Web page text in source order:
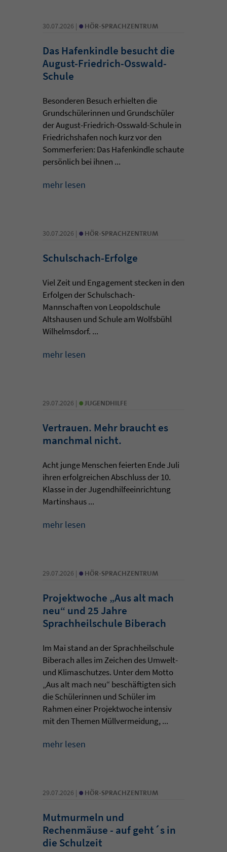
30.07.2026 | • HÖR-SPRACHZENTRUM
Das Hafenkindle besucht die
August-Friedrich-Osswald-
Schule
Besonderen Besuch erhielten die
Grundschülerinnen und Grundschüler
der August-Friedrich-Osswald-Schule in
Friedrichshafen noch kurz vor den
Sommerferien: Das Hafenkindle schaute
persönlich bei ihnen ...
mehr lesen
30.07.2026 | • HÖR-SPRACHZENTRUM
Schulschach-Erfolge
Viel Zeit und Engagement stecken in den
Erfolgen der Schulschach-
Mannschaften von Leopoldschule
Altshausen und Schule am Wolfsbühl
Wilhelmsdorf. ...
mehr lesen
29.07.2026 | •JUGENDHILFE
Vertrauen. Mehr braucht es
manchmal nicht.
Acht junge Menschen feierten Ende Juli
ihren erfolgreichen Abschluss der 10.
Klasse in der Jugendhilfeeinrichtung
Martinshaus ...
mehr lesen
29.07.2026 | • HÖR-SPRACHZENTRUM
Projektwoche „Aus alt mach
neu“ und 25 Jahre
Sprachheilschule Biberach
Im Mai stand an der Sprachheilschule
Biberach alles im Zeichen des Umwelt-
und Klimaschutzes. Unter dem Motto
„Aus alt mach neu“ beschäftigten sich
die Schülerinnen und Schüler im
Rahmen einer Projektwoche intensiv
mit den Themen Müllvermeidung, ...
mehr lesen
29.07.2026 | • HÖR-SPRACHZENTRUM
Mutmurmeln und
Rechenmäuse - auf geht´s in
die Schulzeit